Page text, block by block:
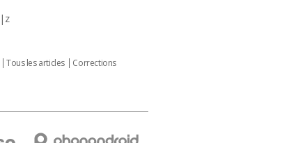
z
Tous les articles
Corrections